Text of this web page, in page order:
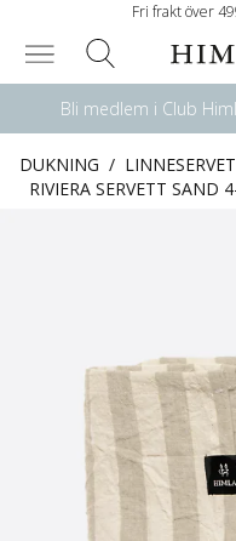
Fri frakt över
Bli medlem i Club
DUKNING /
RIVIERA SERVETT SAND